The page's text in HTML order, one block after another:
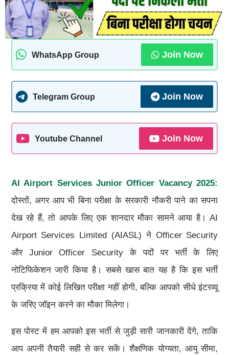
WhatsApp Group Join Now
Telegram Group Join Now
Youtube Channel Join Now
AI Airport Services Junior Officer Vacancy 2025:
दोस्तों, अगर आप भी बिना परीक्षा के सरकारी नौकरी पाने का सपना
देख रहे हैं, तो आपके लिए एक शानदार मौका सामने आया है। AI
Airport Services Limited (AIASL) ने Officer Security
और Junior Officer Security के पदों पर भर्ती के लिए
नोटिफिकेशन जारी किया है। सबसे खास बात यह है कि इस भर्ती
प्रक्रिया में कोई लिखित परीक्षा नहीं होगी, बल्कि आपको सीधे इंटरव्यू
के जरिए जॉइन करने का मौका मिलेगा।
इस पोस्ट में हम आपको इस भर्ती से जुड़ी सारी जानकारी देंगे, ताकि
आप अपनी तैयारी सही से कर सकें। शैक्षणिक योग्यता, आयु सीमा,